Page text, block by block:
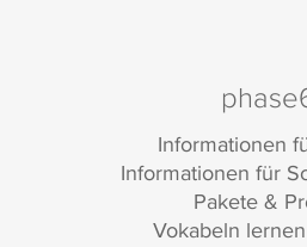
Informationen
Informationen für
Pakete &
Vokabeln